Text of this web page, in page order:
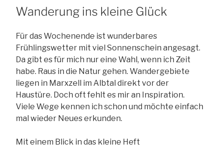
AM
Wanderung ins kleine Glück
Für das Wochenende ist wunderbares
Frühlingswetter mit viel Sonnenschein angesagt.
Da gibt es für mich nur eine Wahl, wenn ich Zeit
habe. Raus in die Natur gehen. Wandergebiete
liegen in Marxzell im Albtal direkt vor der
Haustüre. Doch oft fehlt es mir an Inspiration.
Viele Wege kennen ich schon und möchte einfach
mal wieder Neues erkunden.
Mit einem Blick in das kleine Heft